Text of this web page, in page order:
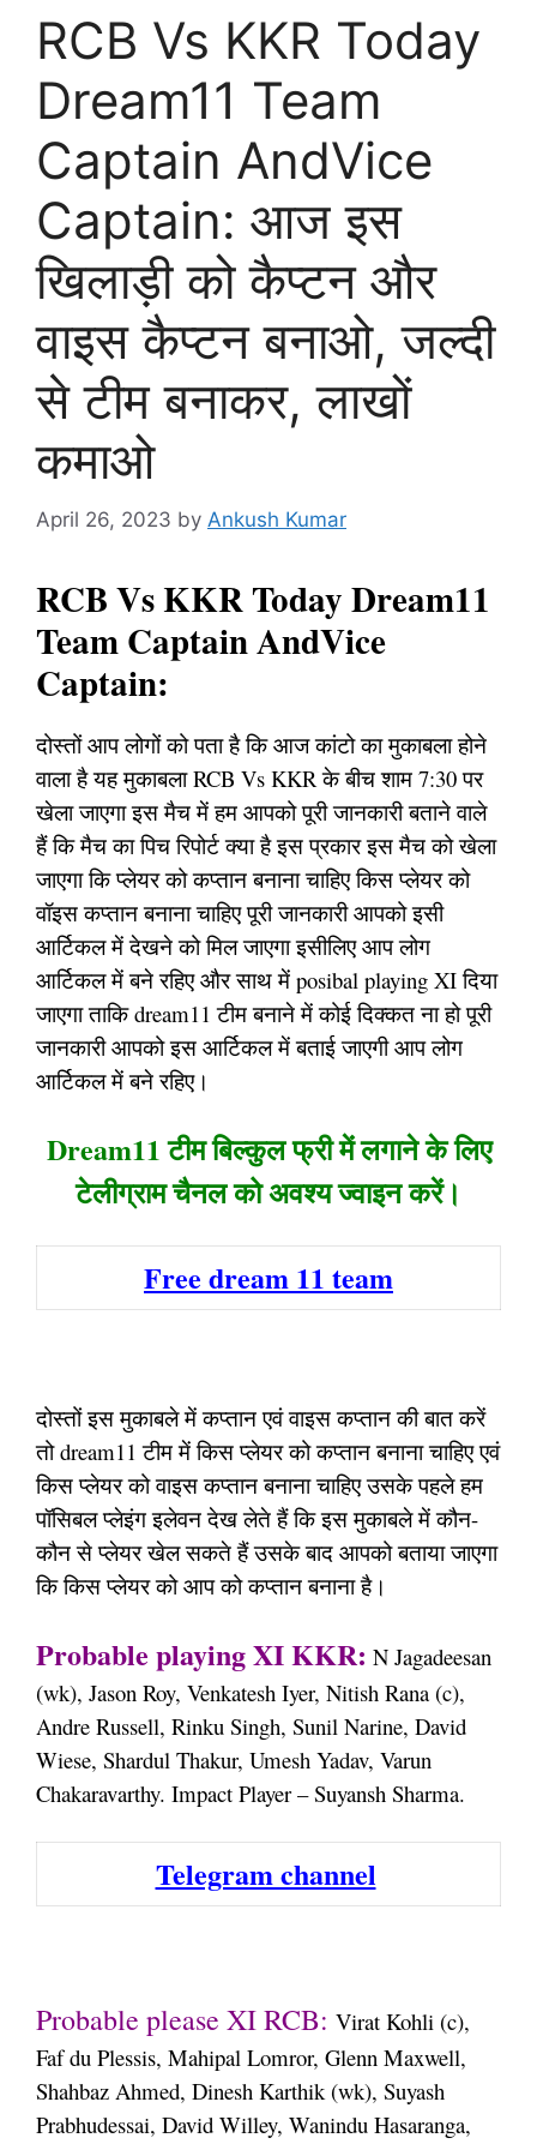
RCB Vs KKR Today
Dream11 Team
Captain AndVice
Captain: आज इस
खिलाड़ी को कैप्टन और
वाइस कैप्टन बनाओ, जल्दी
से टीम बनाकर, लाखों
कमाओ
April 26, 2023 by Ankush Kumar
RCB Vs KKR Today Dream11
Team Captain AndVice
Captain:
दोस्तों आप लोगों को पता है कि आज कांटो का मुकाबला होने
वाला है यह मुकाबला RCB Vs KKR के बीच शाम 7:30 पर
खेला जाएगा इस मैच में हम आपको पूरी जानकारी बताने वाले
हैं कि मैच का पिच रिपोर्ट क्या है इस प्रकार इस मैच को खेला
जाएगा कि प्लेयर को कप्तान बनाना चाहिए किस प्लेयर को
वॉइस कप्तान बनाना चाहिए पूरी जानकारी आपको इसी
आर्टिकल में देखने को मिल जाएगा इसीलिए आप लोग
आर्टिकल में बने रहिए और साथ में posibal playing XI दिया
जाएगा ताकि dream11 टीम बनाने में कोई दिक्कत ना हो पूरी
जानकारी आपको इस आर्टिकल में बताई जाएगी आप लोग
आर्टिकल में बने रहिए।
Dream11 टीम बिल्कुल फ्री में लगाने के लिए
टेलीग्राम चैनल को अवश्य ज्वाइन करें।
Free dream 11 team
दोस्तों इस मुकाबले में कप्तान एवं वाइस कप्तान की बात करें
तो dream11 टीम में किस प्लेयर को कप्तान बनाना चाहिए एवं
किस प्लेयर को वाइस कप्तान बनाना चाहिए उसके पहले हम
पॉसिबल प्लेइंग इलेवन देख लेते हैं कि इस मुकाबले में कौन-
कौन से प्लेयर खेल सकते हैं उसके बाद आपको बताया जाएगा
कि किस प्लेयर को आप को कप्तान बनाना है।
Probable playing XI KKR: N Jagadeesan
(wk), Jason Roy, Venkatesh Iyer, Nitish Rana (c),
Andre Russell, Rinku Singh, Sunil Narine, David
Wiese, Shardul Thakur, Umesh Yadav, Varun
Chakaravarthy. Impact Player – Suyansh Sharma.
Telegram channel
Probable please XI RCB: Virat Kohli (c),
Faf du Plessis, Mahipal Lomror, Glenn Maxwell,
Shahbaz Ahmed, Dinesh Karthik (wk), Suyash
Prabhudessai, David Willey, Wanindu Hasaranga,